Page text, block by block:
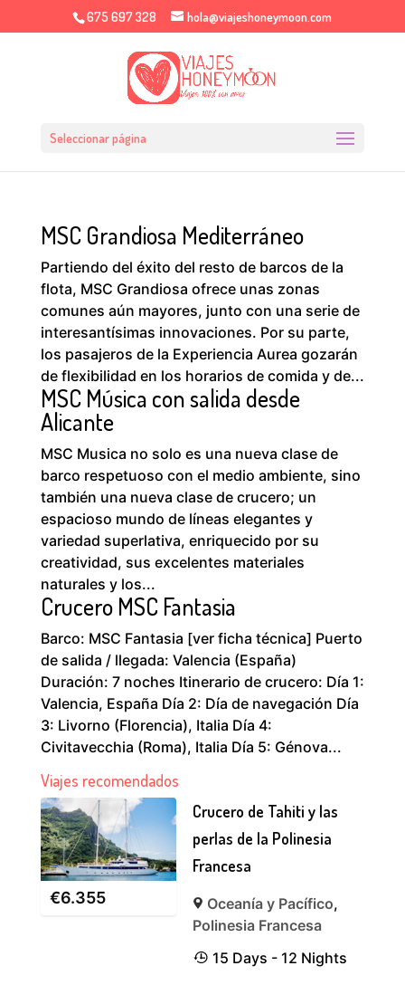
675 697 328 hola@viajeshoneymoon.com
Seleccionar página
MSC Grandiosa Mediterráneo
Partiendo del éxito del resto de barcos de la
flota, MSC Grandiosa ofrece unas zonas
comunes aún mayores, junto con una serie de
interesantísimas innovaciones. Por su parte,
los pasajeros de la Experiencia Aurea gozarán
de flexibilidad en los horarios de comida y de...
MSC Música con salida desde
Alicante
MSC Musica no solo es una nueva clase de
barco respetuoso con el medio ambiente, sino
también una nueva clase de crucero; un
espacioso mundo de líneas elegantes y
variedad superlativa, enriquecido por su
creatividad, sus excelentes materiales
naturales y los...
Crucero MSC Fantasia
Barco: MSC Fantasia [ver ficha técnica] Puerto
de salida / llegada: Valencia (España)
Duración: 7 noches Itinerario de crucero: Día 1:
Valencia, España Día 2: Día de navegación Día
3: Livorno (Florencia), Italia Día 4:
Civitavecchia (Roma), Italia Día 5: Génova...
Viajes recomendados
€6.355
Crucero de Tahiti y las
perlas de la Polinesia
Francesa
Oceanía y Pacífico,
Polinesia Francesa
15 Days - 12 Nights